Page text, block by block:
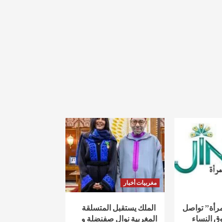
تواصل
النساء
مغربيات أخبار
الملك يستقبل المتسلقة
المغربية نوال صفنضلة و